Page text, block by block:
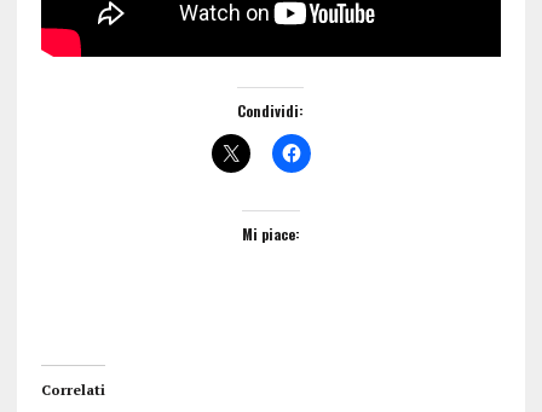
Condividi:
Mi piace:
Correlati